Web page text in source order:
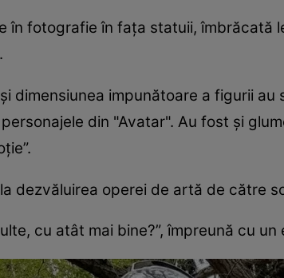
în fotografie în fața statuii, îmbrăcată
dimensiunea impunătoare a figurii
din "Avatar". Au fost și
dezvăluirea operei de artă de către
cu atât mai bine?”, împreună cu un